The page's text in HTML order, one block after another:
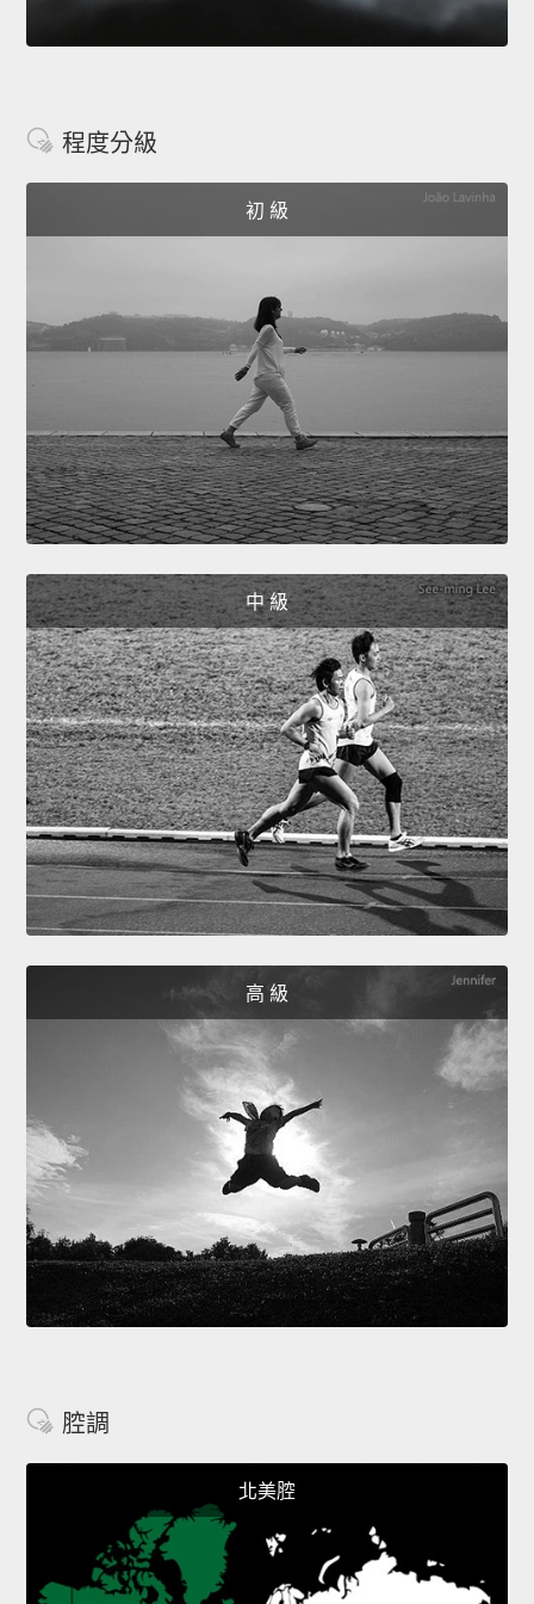
程度分級
初 級
中 級
高 級
腔調
北美腔